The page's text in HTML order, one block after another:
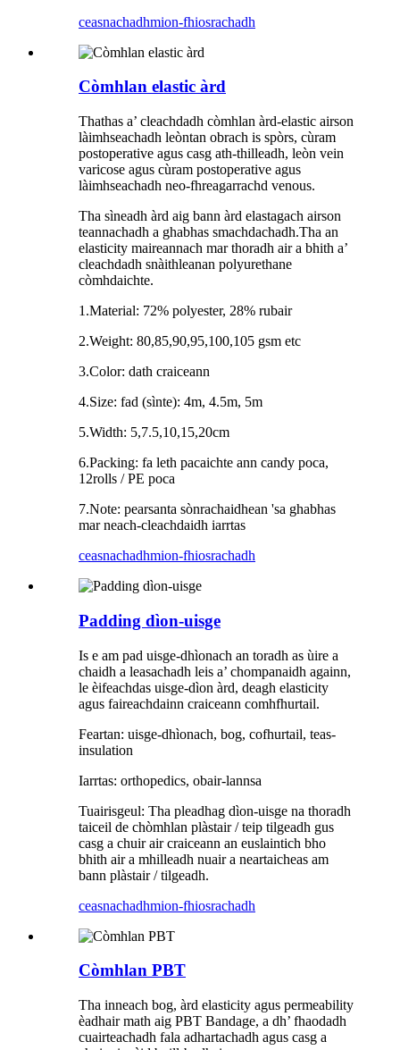
ceasnachadhmion-fhiosrachadh
Còmhlan elastic àrd
Thathas a’ cleachdadh còmhlan àrd-elastic airson
làimhseachadh leòntan obrach is spòrs, cùram
postoperative agus casg ath-thilleadh, leòn vein
varicose agus cùram postoperative agus
làimhseachadh neo-fhreagarrachd venous.
Tha sìneadh àrd aig bann àrd elastagach airson
teannachadh a ghabhas smachdachadh.Tha an
elasticity maireannach mar thoradh air a bhith a’
cleachdadh snàithleanan polyurethane
còmhdaichte.
1.Material: 72% polyester, 28% rubair
2.Weight: 80,85,90,95,100,105 gsm etc
3.Color: dath craiceann
4.Size: fad (sìnte): 4m, 4.5m, 5m
5.Width: 5,7.5,10,15,20cm
6.Packing: fa leth pacaichte ann candy poca,
12rolls / PE poca
7.Note: pearsanta sònrachaidhean 'sa ghabhas
mar neach-cleachdaidh iarrtas
ceasnachadhmion-fhiosrachadh
Padding dìon-uisge
Is e am pad uisge-dhìonach an toradh as ùire a
chaidh a leasachadh leis a’ chompanaidh againn,
le èifeachdas uisge-dìon àrd, deagh elasticity
agus faireachdainn craiceann comhfhurtail.
Feartan: uisge-dhìonach, bog, cofhurtail, teas-
insulation
Iarrtas: orthopedics, obair-lannsa
Tuairisgeul: Tha pleadhag dìon-uisge na thoradh
taiceil de chòmhlan plàstair / teip tilgeadh gus
casg a chuir air craiceann an euslaintich bho
bhith air a mhilleadh nuair a neartaicheas am
bann plàstair / tilgeadh.
ceasnachadhmion-fhiosrachadh
Còmhlan PBT
Tha inneach bog, àrd elasticity agus permeability
èadhair math aig PBT Bandage, a dh’ fhaodadh
cuairteachadh fala adhartachadh agus casg a